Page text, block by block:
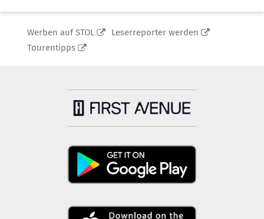
Werben auf STOL
Leserreporter werden
Tourentipps